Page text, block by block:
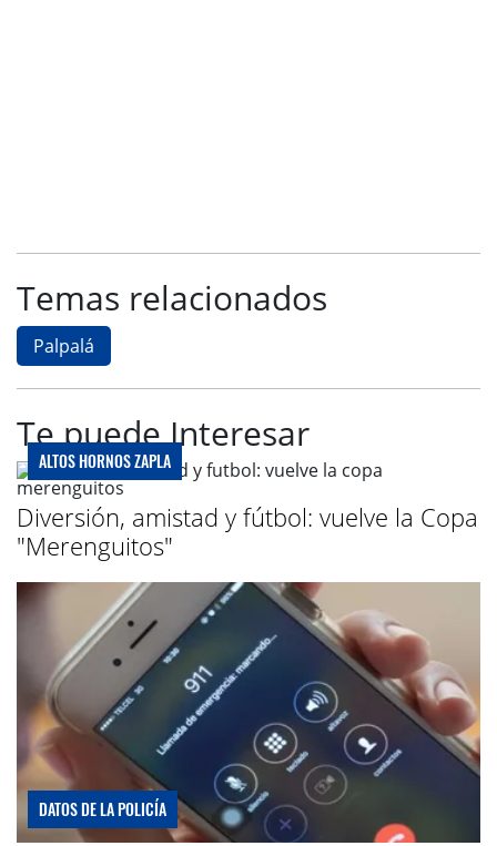
Temas relacionados
Palpalá
Te puede Interesar
ALTOS HORNOS ZAPLA
Diversión, amistad y fútbol: vuelve la Copa
"Merenguitos"
DATOS DE LA POLICÍA